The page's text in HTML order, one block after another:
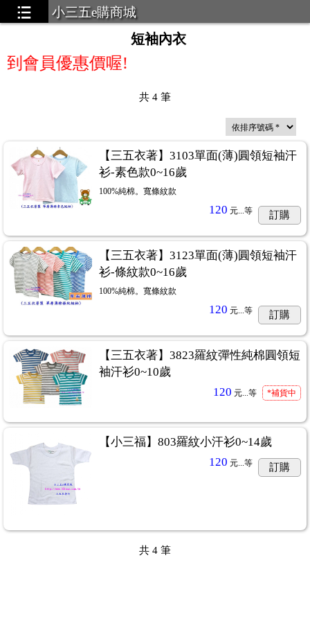
小三五e購商城
短袖內衣
會員優惠價喔!
共 4 筆
【三五衣著】3103單面(薄)圓領短袖汗
衫-素色款0~16歲
100%純棉。寬條紋款
120 元...等 訂購
【三五衣著】3123單面(薄)圓領短袖汗
衫-條紋款0~16歲
100%純棉。寬條紋款
120 元...等 訂購
【三五衣著】3823羅紋彈性純棉圓領短
袖汗衫0~10歲
120 元...等 *補貨中
【小三福】803羅紋小汗衫0~14歲
120 元...等 訂購
共 4 筆